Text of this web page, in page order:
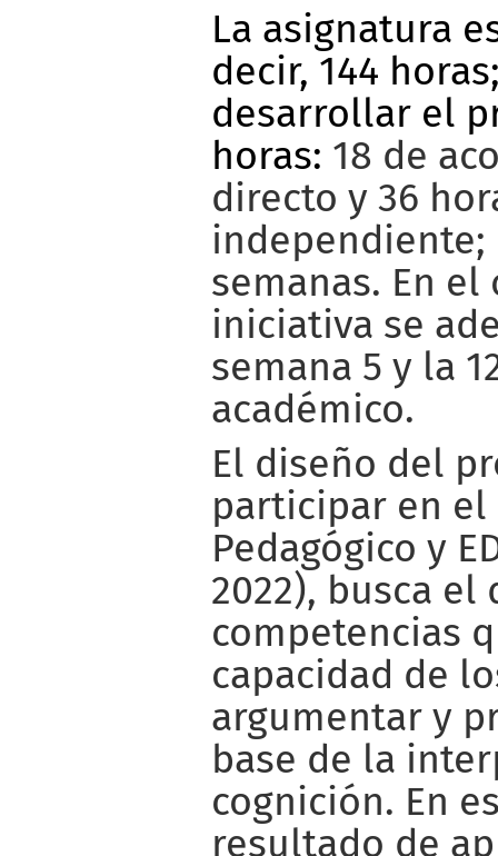
La asignatura
decir, 144
desarrollar el
horas: 18 de
directo y 36
independiente;
semanas. En
iniciativa se
semana 5 y la
académico.
El diseño del
participar en el
Pedagógico y
2022), busca
competencias
capacidad de
argumentar y
base de la
cognición. En
resultado de